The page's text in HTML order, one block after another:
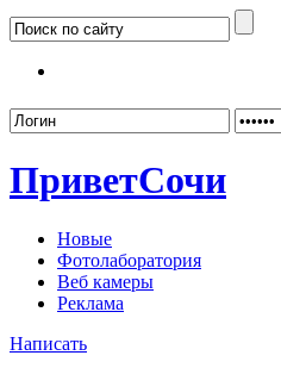
ПриветСочи
Новые
Фотолаборатория
Веб камеры
Реклама
Написать